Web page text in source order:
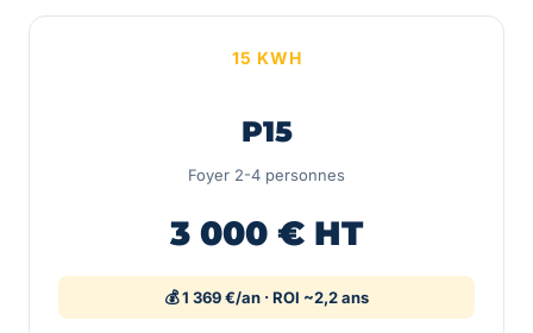
15 KWH
P15
Foyer 2-4 personnes
3 000 € HT
💰 1 369 €/an · ROI ~2,2 ans